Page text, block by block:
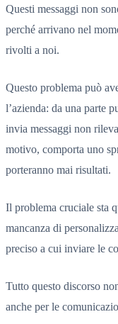
Questi messaggi non
perché arrivano nel
rivolti a noi.
Questo problema può
l’azienda: da una parte
invia messaggi non
motivo, comporta uno
porteranno mai risultati.
Il problema cruciale sta
mancanza di
preciso a cui inviare le
Tutto questo discorso
anche per le